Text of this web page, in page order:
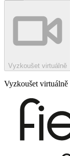
Vyzkoušet virtuálně
Vyzkoušet virtuálně